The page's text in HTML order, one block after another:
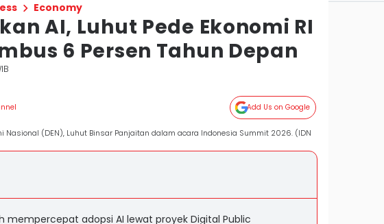
Economy
AI, Luhut Pede Ekonomi RI
6 Persen Tahun Depan
Add Us on Google
Nasional (DEN), Luhut Binsar Panjaitan dalam acara Indonesia Summit 2026. (IDN
mempercepat adopsi AI lewat proyek Digital Public